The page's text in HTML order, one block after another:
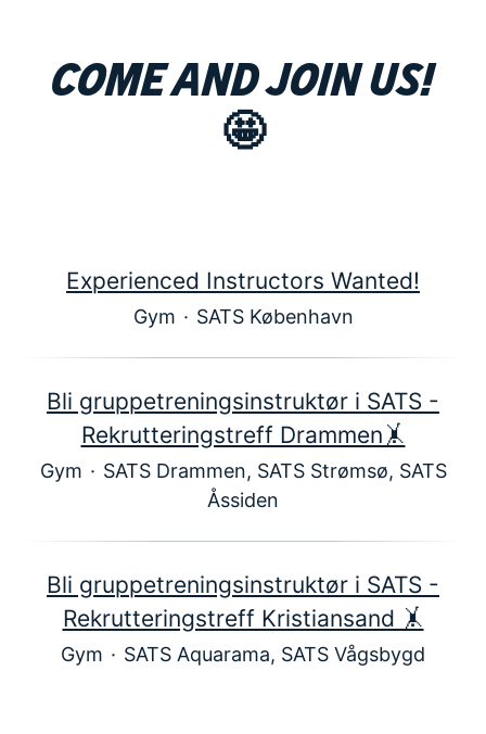
Come and join us!
🤩
Experienced Instructors Wanted!
Gym · SATS København
Bli gruppetreningsinstruktør i SATS -
Rekrutteringstreff Drammen🤸
Gym · SATS Drammen, SATS Strømsø, SATS
Åssiden
Bli gruppetreningsinstruktør i SATS -
Rekrutteringstreff Kristiansand 🤸
Gym · SATS Aquarama, SATS Vågsbygd